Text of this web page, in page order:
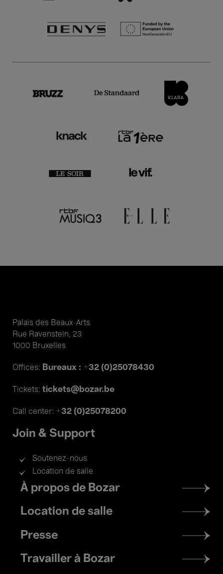
Palais des Beaux-Arts
Rue Ravenstein, 23
1000 Bruxelles
Offices: Bureaux : +32 (0)25078430
Tickets: tickets@bozar.be
Call center: +32 (0)25078200
Join & Support
Soutenez-nous
Location de salle
Footer
menu
À propos de Bozar
Location de salle
Presse
Travailler à Bozar